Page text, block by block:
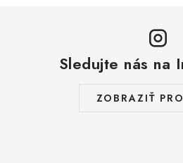
Sledujte nás na
ZOBRAZIŤ